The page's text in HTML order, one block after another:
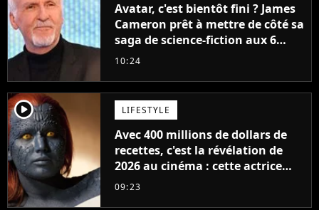
Avatar, c'est bientôt fini ? James
Cameron prêt à mettre de côté sa
saga de science-fiction aux 6
milliards de recettes
10:24
player2 LIFESTYLE
Avec 400 millions de dollars de
recettes, c'est la révélation de
2026 au cinéma : cette actrice
adorée prête à remplacer
09:23